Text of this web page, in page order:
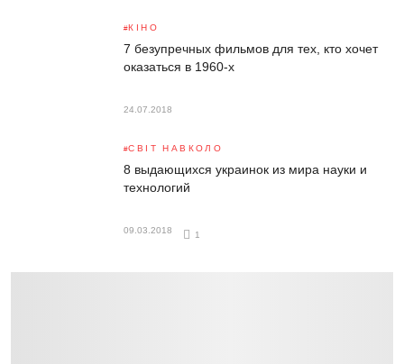
КІНО
7 безупречных фильмов для тех, кто хочет
оказаться в 1960-х
24.07.2018
СВІТ НАВКОЛО
8 выдающихся украинок из мира науки и
технологий
09.03.2018
1